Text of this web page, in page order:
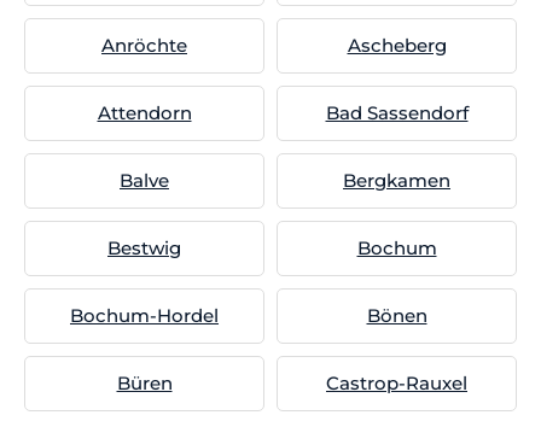
Anröchte Ascheberg
Attendorn Bad Sassendorf
Balve Bergkamen
Bestwig Bochum
Bochum-Hordel Bönen
Büren Castrop-Rauxel